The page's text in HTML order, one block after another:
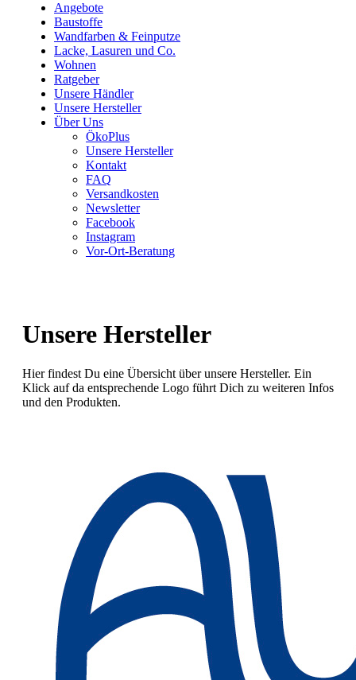
Angebote
Baustoffe
Wandfarben & Feinputze
Lacke, Lasuren und Co.
Wohnen
Ratgeber
Unsere Händler
Unsere Hersteller
Über Uns
ÖkoPlus
Unsere Hersteller
Kontakt
FAQ
Versandkosten
Newsletter
Facebook
Instagram
Vor-Ort-Beratung
Unsere Hersteller
Hier findest Du eine Übersicht über unsere Hersteller. Ein
Klick auf da entsprechende Logo führt Dich zu weiteren Infos
und den Produkten.